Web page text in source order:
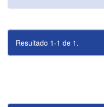
Resultado 1-1 de 1.